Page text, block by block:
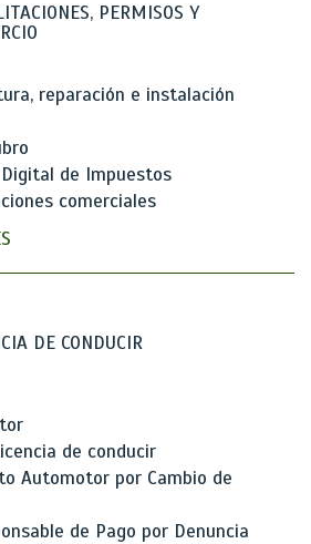
PERMISOS Y
reparación e instalación
de Impuestos
comerciales
DE CONDUCIR
de conducir
Automotor por Cambio de
de Pago por Denuncia